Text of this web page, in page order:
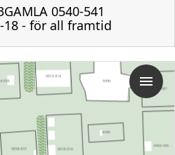
0540-541
18 - för all framtid